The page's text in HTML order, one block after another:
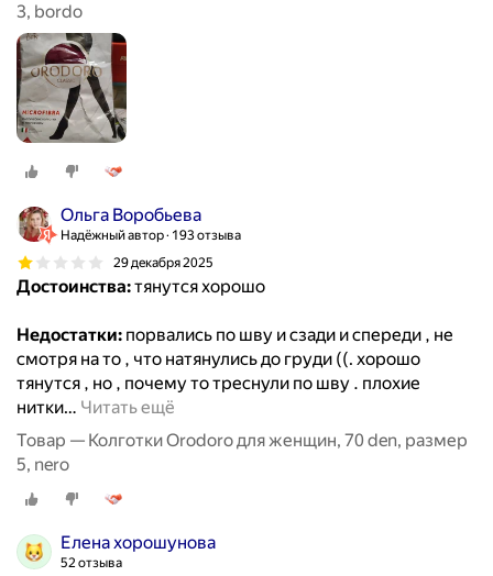
3, bordo
Ольга Воробьева
Надёжный автор 193 отзыва
29 декабря 2025
Достоинства:тянутся хорошо
Недостатки: порвались по шву и сзади и спереди , не
смотря на то , что натянулись до груди ((. хорошо
тянутся , но , почему то треснули по шву . плохие
нитки… Читать ещё
Товар — Колготки Orodoro для женщин, 70 den, размер
5, nero
Елена хорошунова
52 отзыва